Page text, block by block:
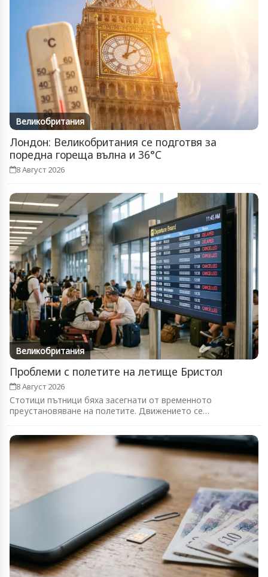
Великобритания
Лондон: Великобритания се подготвя за
поредна гореща вълна и 36°C
8 Август 2026
Великобритания
Проблеми с полетите на летище Бристол
8 Август 2026
Стотици пътници бяха засегнати от временното
преустановяване на полетите. Движението се